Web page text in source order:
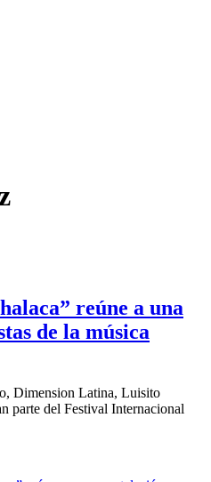
reúne a una
de la música
Dimension Latina, Luisito
parte del Festival Internacional